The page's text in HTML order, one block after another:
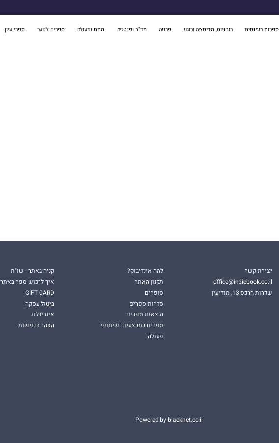
ספרות רומנטית רוחניות, מדיטציה ורוגע פרוזה מד"ב ופנטזיה מתח ופעולה ספרים לנוער ספרי עיון
יצירת קשר
office@indiebook.co.il
שדרות הרכס 13, מודיעין
למה אינדיבוק?
תקנון האתר
סופרים
סדרות ספרים
הוצאות ספרים
ספרים במבצעים ושיתופי
פעולה
קניה באתר - שו"ת
איך לרכוש ספר באתר
GIFT CARD
ביטול עסקה
אינדיבלוג
הצהרת נגישות
Powered by blacknet.co.il